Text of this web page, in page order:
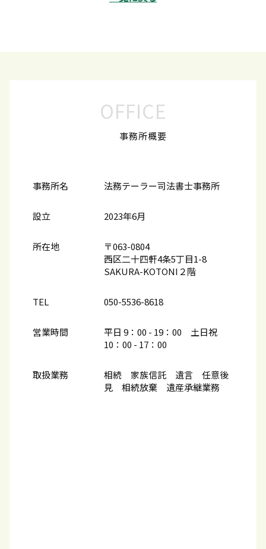
OFFICE
事務所概要
事務所名 法務テーラー司法書士事務所
設立 2023年6月
所在地
〒063-0804
西区二十四軒4条5丁目1-8
SAKURA-KOTONI２階
TEL 050-5536-8618
営業時間
平日 9：00 - 19：00 土日祝
10：00​ - 17：00
取扱業務
相続 家族信託 遺言 任意後
見 相続放棄 遺産承継業務